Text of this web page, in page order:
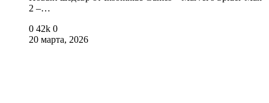
2 –…
0 42k 0
20 марта, 2026